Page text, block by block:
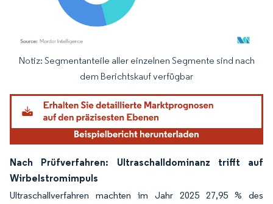
Bild © Mordor Intelligence. Wiederverwendung erfordert Namensnennung
Notiz: Segmentanteile aller einzelnen Segmente sind nach
dem Berichtskauf verfügbar
Nach Prüfverfahren: Ultraschalldominanz trifft auf
Wirbelstromimpuls
Ultraschallverfahren machten im Jahr 2025 27,95 % des